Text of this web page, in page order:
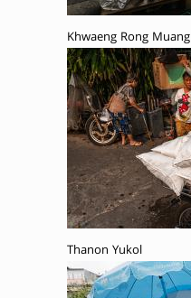
Khwaeng Rong Muang
Thanon Yukol